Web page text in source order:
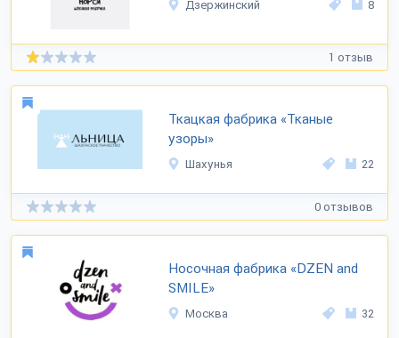
Дзержинский 8
1 отзыв
Ткацкая фабрика «Тканые
узоры»
Шахунья 22
0 отзывов
Носочная фабрика «DZEN and
SMILE»
Москва 32